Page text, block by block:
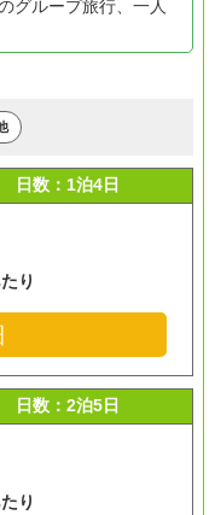
グループ旅行、一人
日数：1泊4日
り
日数：2泊5日
り